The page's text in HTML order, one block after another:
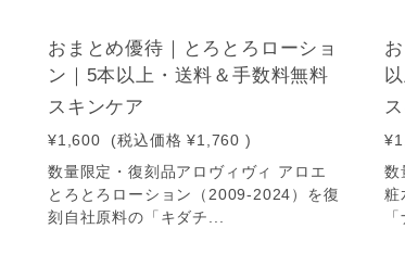
おまとめ優待｜とろとろローショ
ン｜5本以上・送料＆手数料無料
スキンケア
¥1,600 (税込価格 ¥1,760 )
数量限定・復刻品アロヴィヴィ アロエ
とろとろローション（2009-2024）を復
刻自社原料の「キダチ...
数
粧